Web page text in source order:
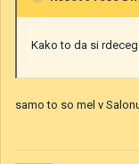
Kako to da si
samo to so mel v